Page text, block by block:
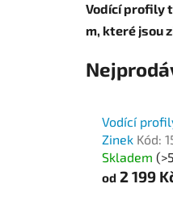
Vodící profily
m, které jsou
Vodící
Zinek Kód:
Skladem
od 2 199